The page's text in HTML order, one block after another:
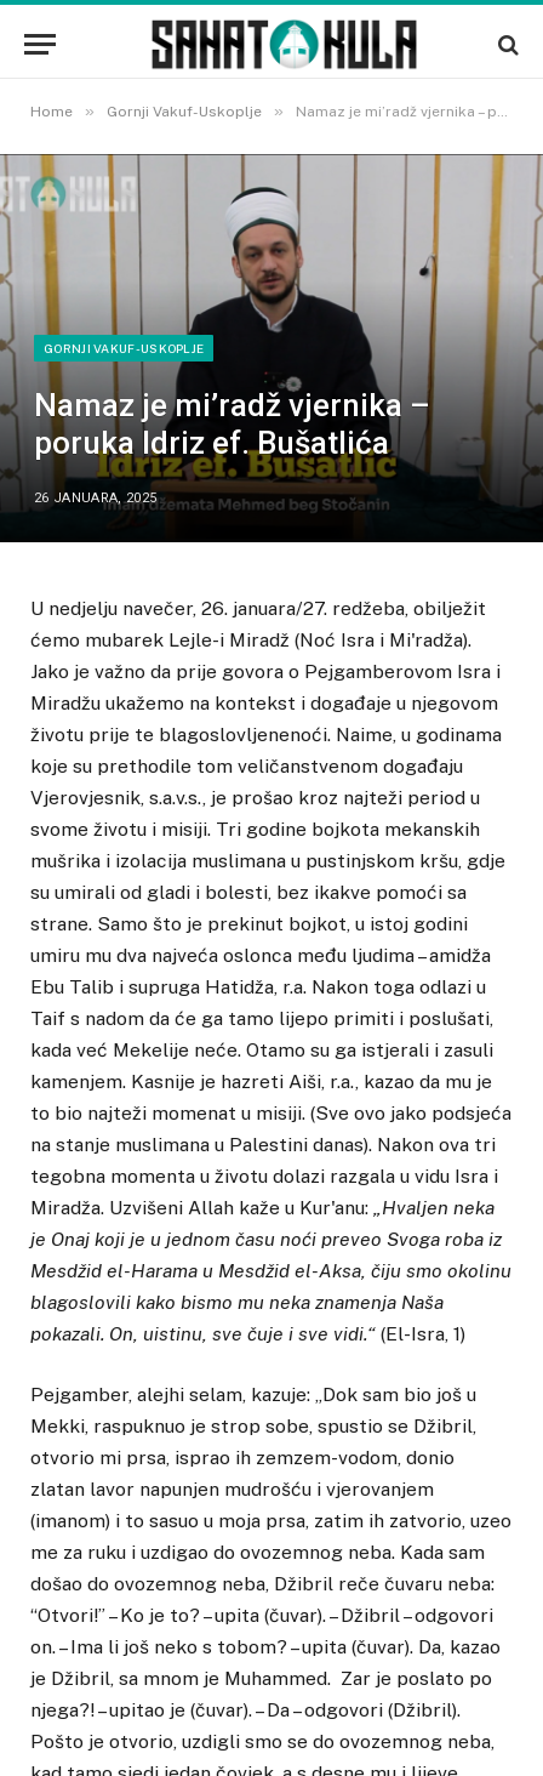
Home » Gornji Vakuf-Uskoplje » Namaz je mi’radž vjernika – poruka Idriz ef. Bušatlića
GORNJI VAKUF-USKOPLJE
Namaz je mi’radž vjernika –
poruka Idriz ef. Bušatlića
26 JANUARA, 2025
U nedjelju navečer, 26. januara/27. redžeba, obilježit
ćemo mubarek Lejle-i Miradž (Noć Isra i Mi'radža).
Jako je važno da prije govora o Pejgamberovom Isra i
Miradžu ukažemo na kontekst i događaje u njegovom
životu prije te blagoslovljenenoći. Naime, u godinama
koje su prethodile tom veličanstvenom događaju
Vjerovjesnik, s.a.v.s., je prošao kroz najteži period u
svome životu i misiji. Tri godine bojkota mekanskih
mušrika i izolacija muslimana u pustinjskom kršu, gdje
su umirali od gladi i bolesti, bez ikakve pomoći sa
strane. Samo što je prekinut bojkot, u istoj godini
umiru mu dva najveća oslonca među ljudima – amidža
Ebu Talib i supruga Hatidža, r.a. Nakon toga odlazi u
Taif s nadom da će ga tamo lijepo primiti i poslušati,
kada već Mekelije neće. Otamo su ga istjerali i zasuli
kamenjem. Kasnije je hazreti Aiši, r.a., kazao da mu je
to bio najteži momenat u misiji. (Sve ovo jako podsjeća
na stanje muslimana u Palestini danas). Nakon ova tri
tegobna momenta u životu dolazi razgala u vidu Isra i
Miradža. Uzvišeni Allah kaže u Kur'anu: „Hvaljen neka
je Onaj koji je u jednom času noći preveo Svoga roba iz
Mesdžid el-Harama u Mesdžid el-Aksa, čiju smo okolinu
blagoslovili kako bismo mu neka znamenja Naša
pokazali. On, uistinu, sve čuje i sve vidi.“ (El-Isra, 1)
Pejgamber, alejhi selam, kazuje: „Dok sam bio još u
Mekki, raspuknuo je strop sobe, spustio se Džibril,
otvorio mi prsa, isprao ih zemzem-vodom, donio
zlatan lavor napunjen mudrošću i vjerovanjem
(imanom) i to sasuo u moja prsa, zatim ih zatvorio, uzeo
me za ruku i uzdigao do ovozemnog neba. Kada sam
došao do ovozemnog neba, Džibril reče čuvaru neba:
“Otvori!” – Ko je to? – upita (čuvar). – Džibril – odgovori
on. – Ima li još neko s tobom? – upita (čuvar). Da, kazao
je Džibril, sa mnom je Muhammed. Zar je poslato po
njega?! – upitao je (čuvar). – Da – odgovori (Džibril).
Pošto je otvorio, uzdigli smo se do ovozemnog neba,